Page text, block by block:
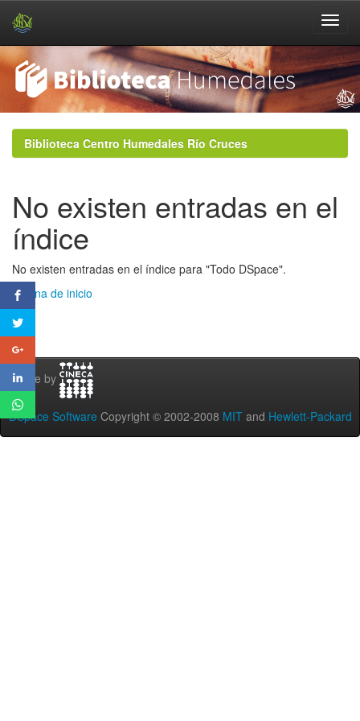
navigationBiblioteca Centro Humedales Río Cruces
No existen entradas en el
índice
No existen entradas en el índice para "Todo DSpace".
Página de inicio
Theme by
DSpace Software Copyright © 2002-2008 MIT and Hewlett-Packard